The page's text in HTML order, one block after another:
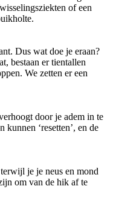
of een
Dus wat doe je eraan?
bestaan er tientallen
We zetten er een
door je adem in te
‘resetten’, en de
je je neus en mond
om van de hik af te